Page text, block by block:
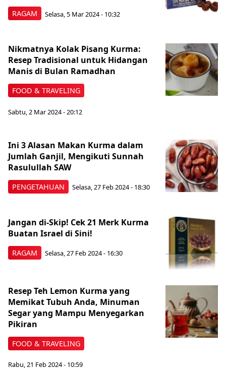
RAGAM Selasa, 5 Mar 2024 - 10:32
FOOD & TRAVELING
Nikmatnya Kolak Pisang Kurma:
Resep Tradisional untuk Hidangan
Manis di Bulan Ramadhan
Sabtu, 2 Mar 2024 - 20:12
PENGETAHUAN
Ini 3 Alasan Makan Kurma dalam
Jumlah Ganjil, Mengikuti Sunnah
Rasulullah SAW
Selasa, 27 Feb 2024 - 18:30
RAGAM
Jangan di-Skip! Cek 21 Merk Kurma
Buatan Israel di Sini!
Selasa, 27 Feb 2024 - 16:30
FOOD & TRAVELING
Resep Teh Lemon Kurma yang
Memikat Tubuh Anda, Minuman
Segar yang Mampu Menyegarkan
Pikiran
Rabu, 21 Feb 2024 - 10:59